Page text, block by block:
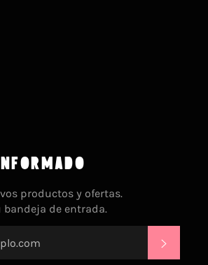
productos y ofertas.
de entrada.